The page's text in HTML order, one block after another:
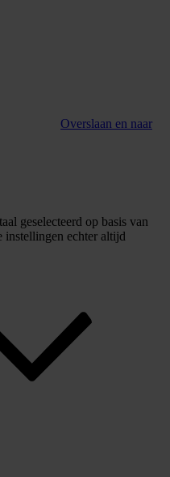
Overslaan en naar
geselecteerd op basis van
echter altijd